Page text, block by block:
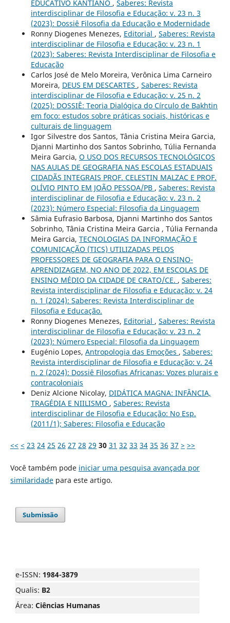
EDUCATIVO KANTIANO , Saberes: Revista
interdisciplinar de Filosofia e Educação: v. 23 n. 3
(2023): Dossiê Filosofia da Educação e Modernidade
Ronny Diogenes Menezes, Editorial , Saberes: Revista
interdisciplinar de Filosofia e Educação: v. 23 n. 1
(2023): Saberes: Revista Interdisciplinar de Filosofia e
Educação
Carlos José de Melo Moreira, Verônica Lima Carneiro
Moreira, DEUS EM DESCARTES , Saberes: Revista
interdisciplinar de Filosofia e Educação: v. 25 n. 2
(2025): DOSSIÊ: Teoria Dialógica do Círculo de Bakhtin
em foco: estudos sobre práticas sociais, históricas e
culturais de linguagem
Igor Silvestre dos Santos, Tânia Cristina Meira Garcia,
Djanni Martinho dos Santos Sobrinho, Túlia Fernanda
Meira Garcia, O USO DOS RECURSOS TECNOLÓGICOS
NAS AULAS DE GEOGRAFIA NAS ESCOLAS ESTADUAIS
CIDADÃS INTEGRAIS PROF. CELESTIN MALZAC E PROF.
OLÍVIO PINTO EM JOÃO PESSOA/PB , Saberes: Revista
interdisciplinar de Filosofia e Educação: v. 23 n. 2
(2023): Número Especial: Filosofia da Linguagem
Sâmia Eufrasio Barbosa, Djanni Martinho dos Santos
Sobrinho, Tânia Cristina Meira Garcia , Túlia Fernanda
Meira Garcia, TECNOLOGIAS DA INFORMAÇÃO E
COMUNICAÇÃO (TICS) UTILIZADAS PELOS
PROFESSORES DE GEOGRAFIA PARA O ENSINO-
APRENDIZAGEM, NO ANO DE 2022, EM ESCOLAS DE
ENSINO MÉDIO DA CIDADE DE CRATO/CE. , Saberes:
Revista interdisciplinar de Filosofia e Educação: v. 24
n. 1 (2024): Saberes: Revista Interdisciplinar de
Filosofia e Educação.
Ronny Diogenes Menezes, Editorial , Saberes: Revista
interdisciplinar de Filosofia e Educação: v. 23 n. 2
(2023): Número Especial: Filosofia da Linguagem
Eugénio Lopes, Antropologia das Emoções , Saberes:
Revista interdisciplinar de Filosofia e Educação: v. 24
n. 2 (2024): Dossiê Filosofias Africanas: Vozes plurais e
contracoloniais
Deniz Alcione Nicolay, DIDÁTICA MAGNA: INFÂNCIA,
TRAGÉDIA E NIILISMO , Saberes: Revista
interdisciplinar de Filosofia e Educação: No Esp.
(2011/1); Saberes: Filosofia e Educação
<< < 23 24 25 26 27 28 29 30 31 32 33 34 35 36 37 > >>
Você também pode iniciar uma pesquisa avançada por
similaridadepara este artigo.
Submissão
e-ISSN: 1984-3879
Qualis: B2
Área: Ciências Humanas